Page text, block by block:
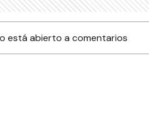
está abierto a comentarios